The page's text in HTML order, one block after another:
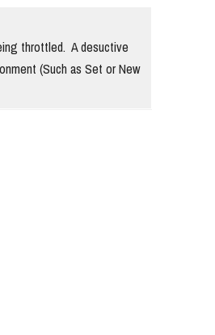
throttled. A desuctive
(Such as Set or New